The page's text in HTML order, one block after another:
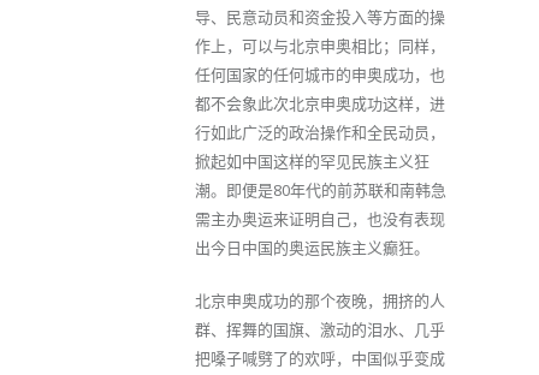
导、民意动员和资金投入等方面的操
作上，可以与北京申奥相比；同样，
任何国家的任何城市的申奥成功，也
都不会象此次北京申奥成功这样，进
行如此广泛的政治操作和全民动员，
掀起如中国这样的罕见民族主义狂
潮。即便是80年代的前苏联和南韩急
需主办奥运来证明自己，也没有表现
出今日中国的奥运民族主义癫狂。
北京申奥成功的那个夜晚，拥挤的人
群、挥舞的国旗、激动的泪水、几乎
把嗓子喊劈了的欢呼，中国似乎变成